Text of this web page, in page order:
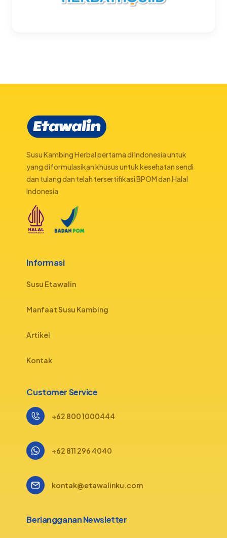
Susu Kambing Herbal pertama di Indonesia untuk
yang diformulasikan khusus untuk kesehatan sendi
dan tulang dan telah tersertifikasi BPOM dan Halal
Indonesia
Informasi
Susu Etawalin
Manfaat Susu Kambing
Artikel
Kontak
Customer Service
+62 800 1000444
+62 811 296 4040
kontak@etawalinku.com
Berlangganan Newsletter